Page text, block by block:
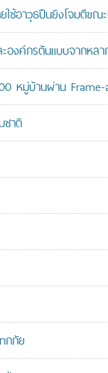
ช้อาวุธปืนยิงโจมตีขณ
องค์กรต้นแบบจากหล
หมู่บ้านผ่าน
าติ
กภัย